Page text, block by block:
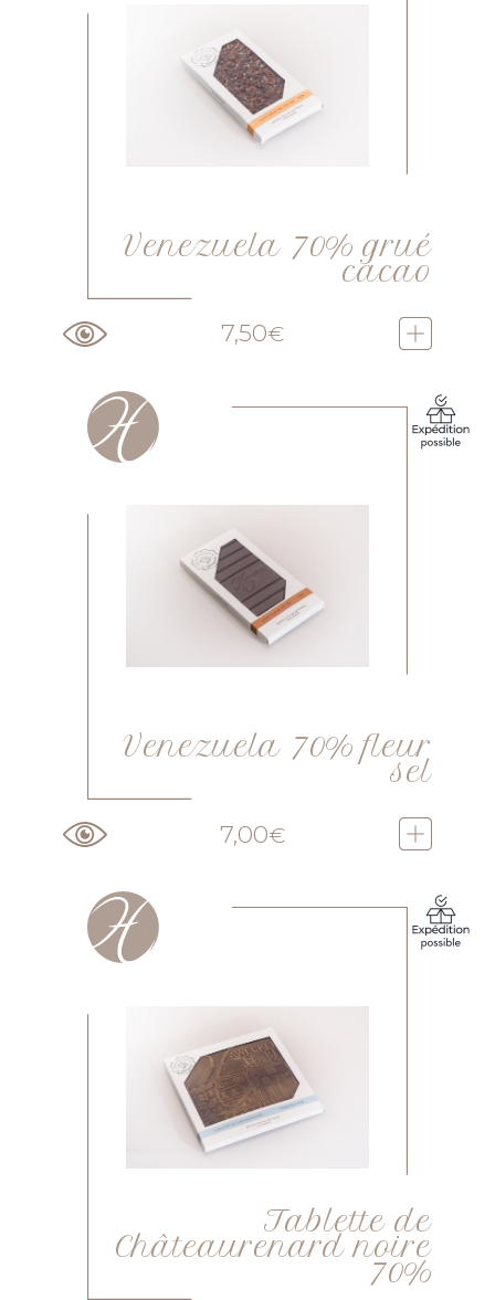
Venezuela 70% grué
cacao
7,50€
Venezuela 70% fleur
sel
7,00€
Tablette de
Châteaurenard noire
70%